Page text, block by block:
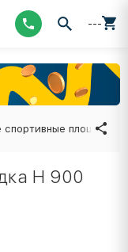
---
спортивные площадки
Н 900